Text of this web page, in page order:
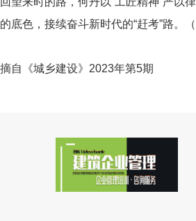
的底色，接续奋斗新时代的“赶考”路。
摘自《城乡建设》2023年第5期